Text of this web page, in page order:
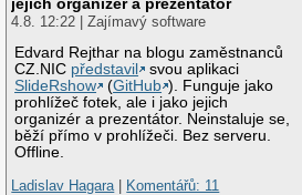
4.8. 12:22 | Zajímavý software
Edvard Rejthar na blogu zaměstnanců
CZ.NIC představil
svou aplikaci
SlideRshow
(GitHub ). Funguje jako
prohlížeč fotek, ale i jako jejich
organizér a prezentátor. Neinstaluje se,
běží přímo v prohlížeči. Bez serveru.
Offline.
Ladislav Hagara| Komentářů: 11